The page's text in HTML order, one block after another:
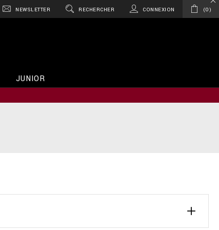
NEWSLETTER RECHERCHER CONNEXION 0
JUNIOR